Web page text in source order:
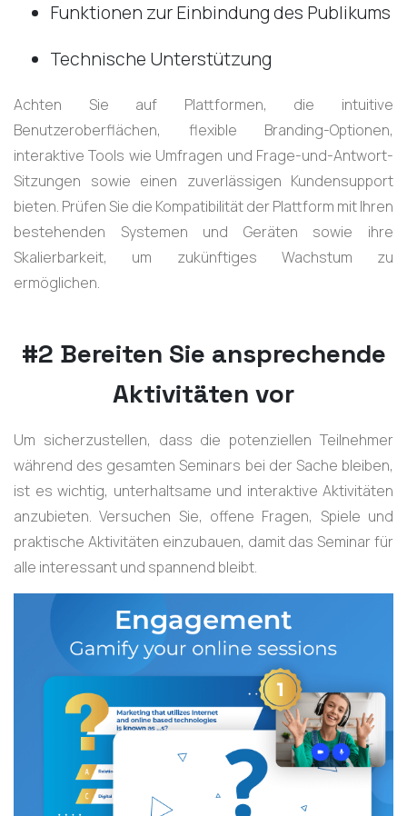
Funktionen zur Einbindung des Publikums
Technische Unterstützung
Achten Sie auf Plattformen, die intuitive
Benutzeroberflächen, flexible Branding-Optionen,
interaktive Tools wie Umfragen und Frage-und-Antwort-
Sitzungen sowie einen zuverlässigen Kundensupport
bieten. Prüfen Sie die Kompatibilität der Plattform mit Ihren
bestehenden Systemen und Geräten sowie ihre
Skalierbarkeit, um zukünftiges Wachstum zu
ermöglichen.
#2 Bereiten Sie ansprechende
Aktivitäten vor
Um sicherzustellen, dass die potenziellen Teilnehmer
während des gesamten Seminars bei der Sache bleiben,
ist es wichtig, unterhaltsame und interaktive Aktivitäten
anzubieten. Versuchen Sie, offene Fragen, Spiele und
praktische Aktivitäten einzubauen, damit das Seminar für
alle interessant und spannend bleibt.